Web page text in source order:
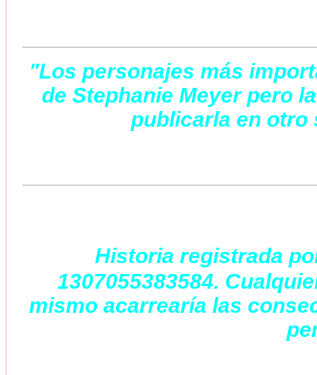
"Los personajes más
de Stephanie Meyer pero
publicarla en
Historia registrada
1307055383584.
mismo acarrearía las